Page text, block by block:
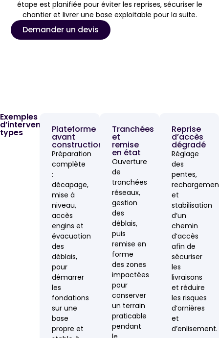
étape est planifiée pour éviter les reprises, sécuriser le
chantier et livrer une base exploitable pour la suite.
Demander un devis
Exemples
d’interventions
types Plateforme
avant
construction
Préparation
complète
:
décapage,
mise à
niveau,
accès
engins et
évacuation
des
déblais,
pour
démarrer
les
fondations
sur une
base
propre et
Tranchées
et
remise
en état
Ouverture
de
tranchées
réseaux,
gestion
des
déblais,
puis
remise en
forme
des zones
impactées
pour
conserver
un terrain
praticable
pendant
Reprise
d’accès
dégradé
Réglage
des
pentes,
et
stabilisation
d’un
chemin
d’accès
afin de
sécuriser
les
livraisons
et réduire
les risques
d’ornières
et
d’enlisement.